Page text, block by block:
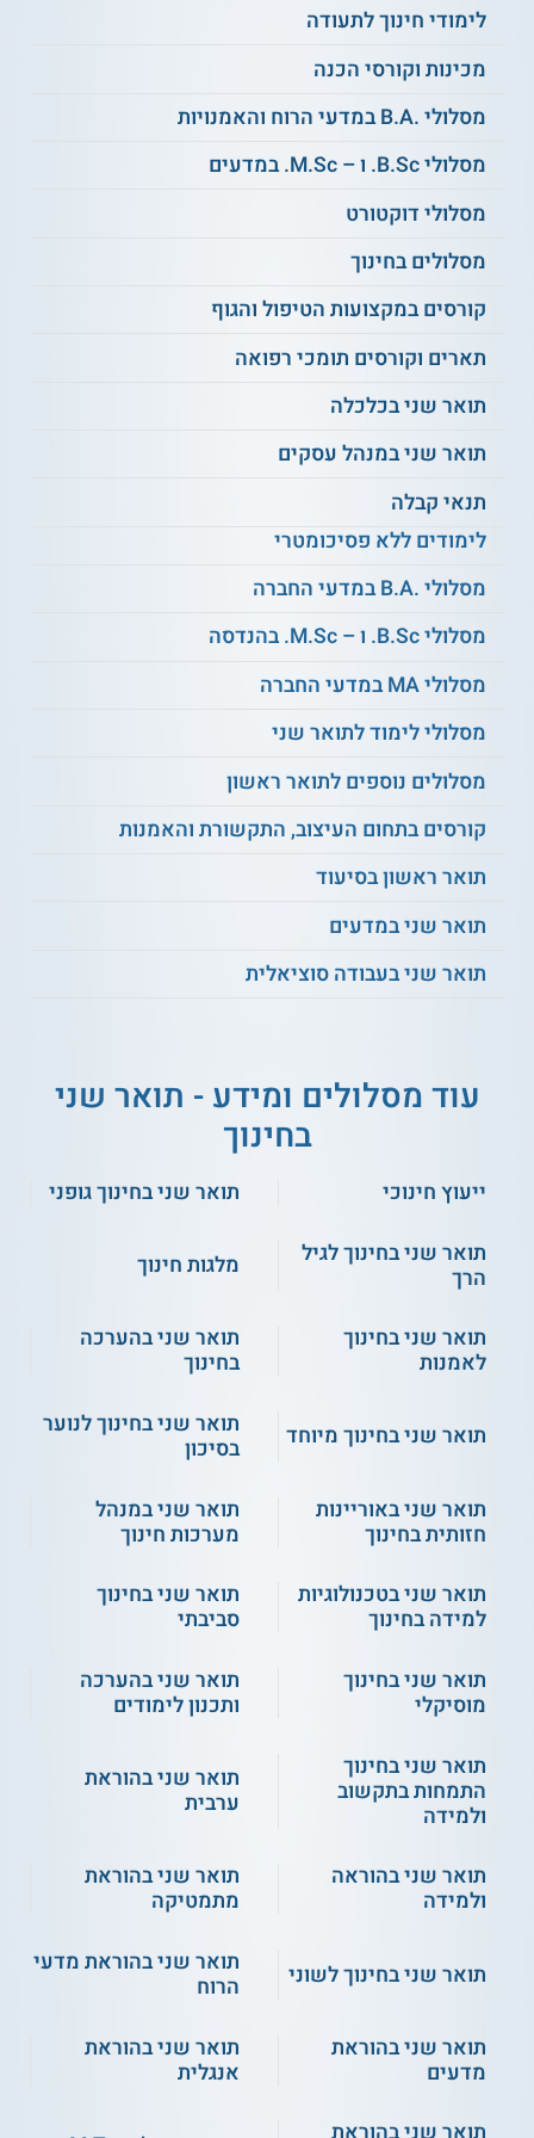
מסלול זה מיועד לאנשי חינוך מנוסים שמעוניינים להעמיק את
הידע שלהם בתחום תכניות הלימוד והחדשנות בהוראה. כדי
ובמציאה של מנחה לכתיבת התזה לפני פתיחת התכנית. במסגרת
תהליך הקבלה יש צורך להציג קורות חיים והמלצות מגורמים
קבלהמומלץ לפנות ישירות למוסד הלימוד.
רוצים להמשיך להתקדם בהוראה? קראו גם על
תואר שני בהערכה ותכנון לימודים
תואר שני בחינוך ניתן לבוגרי התכנית שעומדים בכל חובותיהם
ומסיימים את התכנית בהצלחה, מטעם אוניברסיטת בן-גוריון בנגב.
** לתשומת לבך נכונות המידע עלולה להשתנות
מעת לעת. המידע המוצג כאן נכתב ונערך על ידי
צוות האתר. למען הסר ספק בין האתר למוסד
הלימודים לא מתקיים קשר מכל סוג שהוא.
למידע נוסף לחצו:אוניברסיטת בן-גוריון בנגב
לימודי חינוך לתעודה
מכינות וקורסי הכנה
מסלולי .B.A במדעי הרוח והאמנויות
מסלולי B.Sc. ו – M.Sc. במדעים
מסלולי דוקטורט
מסלולים בחינוך
קורסים במקצועות הטיפול והגוף
תארים וקורסים תומכי רפואה
תואר שני בכלכלה
תואר שני במנהל עסקים
תנאי קבלה
לימודים ללא פסיכומטרי
מסלולי .B.A במדעי החברה
מסלולי B.Sc. ו – M.Sc. בהנדסה
מסלולי MA במדעי החברה
מסלולי לימוד לתואר שני
מסלולים נוספים לתואר ראשון
קורסים בתחום העיצוב, התקשורת והאמנות
תואר ראשון בסיעוד
תואר שני במדעים
תואר שני בעבודה סוציאלית
עוד מסלולים ומידע - תואר שני
בחינוך
ייעוץ חינוכי
תואר שני בחינוך גופני
תואר שני בחינוך לגיל
הרך
מלגות חינוך
תואר שני בחינוך
לאמנות
תואר שני בהערכה
בחינוך
תואר שני בחינוך מיוחד
תואר שני בחינוך לנוער
בסיכון
תואר שני באוריינות
חזותית בחינוך
תואר שני במנהל
מערכות חינוך
תואר שני בטכנולוגיות
למידה בחינוך
תואר שני בחינוך
סביבתי
תואר שני בחינוך
מוסיקלי
תואר שני בהערכה
ותכנון לימודים
תואר שני בחינוך
התמחות בתקשוב
ולמידה
תואר שני בהוראת
ערבית
תואר שני בהוראה
ולמידה
תואר שני בהוראת
מתמטיקה
תואר שני בחינוך לשוני
תואר שני בהוראת מדעי
הרוח
תואר שני בהוראת
מדעים
תואר שני בהוראת
אנגלית